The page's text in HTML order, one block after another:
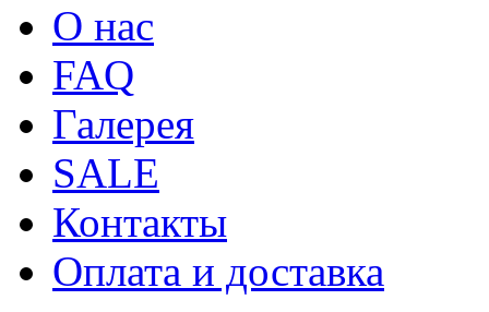
О нас
FAQ
Галерея
SALE
Контакты
Оплата и доставка